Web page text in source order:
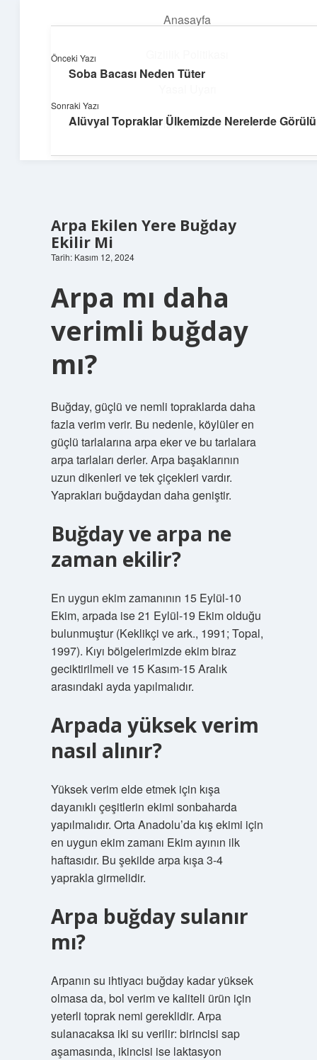
Anasayfa
Hakkımızda
Hayatına neşe katan kısa hikayeler!
Arpa Ekilen Yere Buğday
Ekilir Mi
Tarih: Kasım 12, 2024
Arpa mı daha
verimli buğday
mı?
Buğday, güçlü ve nemli topraklarda daha
fazla verim verir. Bu nedenle, köylüler en
güçlü tarlalarına arpa eker ve bu tarlalara
arpa tarlaları derler. Arpa başaklarının
uzun dikenleri ve tek çiçekleri vardır.
Yaprakları buğdaydan daha geniştir.
Buğday ve arpa ne
zaman ekilir?
En uygun ekim zamanının 15 Eylül-10
Ekim, arpada ise 21 Eylül-19 Ekim olduğu
bulunmuştur (Keklikçi ve ark., 1991; Topal,
1997). Kıyı bölgelerimizde ekim biraz
geciktirilmeli ve 15 Kasım-15 Aralık
arasındaki ayda yapılmalıdır.
Arpada yüksek verim
nasıl alınır?
Yüksek verim elde etmek için kışa
dayanıklı çeşitlerin ekimi sonbaharda
yapılmalıdır. Orta Anadolu’da kış ekimi için
en uygun ekim zamanı Ekim ayının ilk
haftasıdır. Bu şekilde arpa kışa 3-4
yaprakla girmelidir.
Arpa buğday sulanır
mı?
Arpanın su ihtiyacı buğday kadar yüksek
olmasa da, bol verim ve kaliteli ürün için
yeterli toprak nemi gereklidir. Arpa
sulanacaksa iki su verilir: birincisi sap
aşamasında, ikincisi ise laktasyon
Önceki Yazı
Soba Bacası Neden Tüter
Sonraki Yazı
Alüvyal Topraklar Ülkemizde Nerelerde